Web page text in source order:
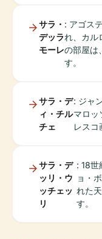
サラ・
デッラ
モーレ
: アゴス
れ、カル
の部屋は
す。
サラ・デ
ィ・チル
チェ
: ジャ
マロッ
レスコ
サラ・デ
ッリ・ウ
ッチェッ
リ
: 18世
ョ・
れた
す。